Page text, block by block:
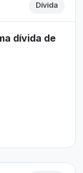
Dívida
dívida de